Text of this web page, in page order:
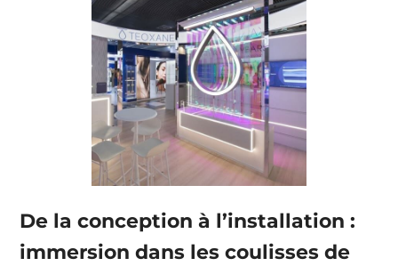
De la conception à l’installation :
immersion dans les coulisses de